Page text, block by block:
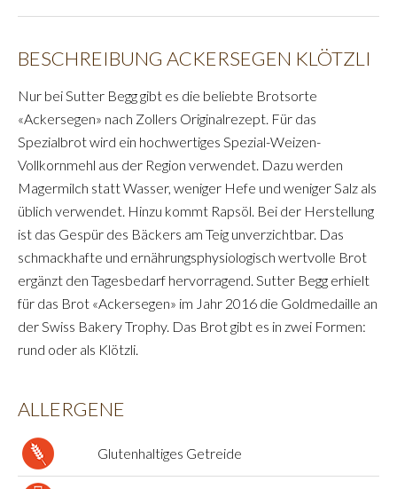
BESCHREIBUNG ACKERSEGEN KLÖTZLI
Nur bei Sutter Begg gibt es die beliebte Brotsorte
«Ackersegen» nach Zollers Originalrezept. Für das
Spezialbrot wird ein hochwertiges Spezial-Weizen-
Vollkornmehl aus der Region verwendet. Dazu werden
Magermilch statt Wasser, weniger Hefe und weniger Salz als
üblich verwendet. Hinzu kommt Rapsöl. Bei der Herstellung
ist das Gespür des Bäckers am Teig unverzichtbar. Das
schmackhafte und ernährungsphysiologisch wertvolle Brot
ergänzt den Tagesbedarf hervorragend. Sutter Begg erhielt
für das Brot «Ackersegen» im Jahr 2016 die Goldmedaille an
der Swiss Bakery Trophy. Das Brot gibt es in zwei Formen:
rund oder als Klötzli.
ALLERGENE
Glutenhaltiges Getreide